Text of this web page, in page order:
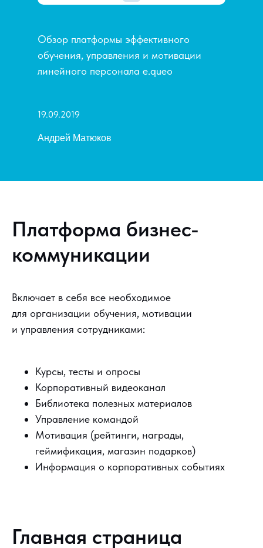
19.09.2019
Андрей Матюков
Обзор платформы эффективного
обучения, управления и мотивации
линейного персонала e.queo
Платформа бизнес-
коммуникации
Включает в себя все необходимое
для организации обучения, мотивации
и управления сотрудниками:
Курсы, тесты и опросы
Корпоративный видеоканал
Библиотека полезных материалов
Управление командой
Мотивация (рейтинги, награды,
геймификация, магазин подарков)
Информация о корпоративных событиях
Главная страница